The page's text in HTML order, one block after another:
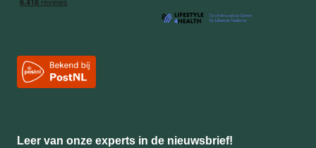
Leer van onze experts in de nieuwsbrief!